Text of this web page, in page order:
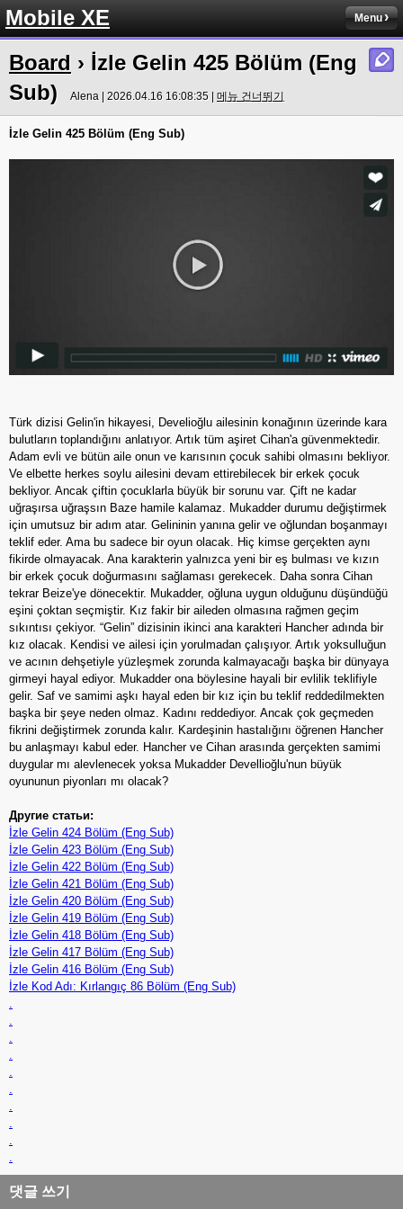
Mobile XE Menu
Board › İzle Gelin 425 Bölüm (Eng
Sub)
Alena | 2026.04.16 16:08:35 | 메뉴 건너뛰기
İzle Gelin 425 Bölüm (Eng Sub)
Türk dizisi Gelin'in hikayesi, Develioğlu ailesinin konağının üzerinde kara
bulutların toplandığını anlatıyor. Artık tüm aşiret Cihan'a güvenmektedir.
Adam evli ve bütün aile onun ve karısının çocuk sahibi olmasını bekliyor.
Ve elbette herkes soylu ailesini devam ettirebilecek bir erkek çocuk
bekliyor. Ancak çiftin çocuklarla büyük bir sorunu var. Çift ne kadar
uğraşırsa uğraşsın Baze hamile kalamaz. Mukadder durumu değiştirmek
için umutsuz bir adım atar. Gelininin yanına gelir ve oğlundan boşanmayı
teklif eder. Ama bu sadece bir oyun olacak. Hiç kimse gerçekten aynı
fikirde olmayacak. Ana karakterin yalnızca yeni bir eş bulması ve kızın
bir erkek çocuk doğurmasını sağlaması gerekecek. Daha sonra Cihan
tekrar Beize'ye dönecektir. Mukadder, oğluna uygun olduğunu düşündüğü
eşini çoktan seçmiştir. Kız fakir bir aileden olmasına rağmen geçim
sıkıntısı çekiyor. “Gelin” dizisinin ikinci ana karakteri Hancher adında bir
kız olacak. Kendisi ve ailesi için yorulmadan çalışıyor. Artık yoksulluğun
ve acının dehşetiyle yüzleşmek zorunda kalmayacağı başka bir dünyaya
girmeyi hayal ediyor. Mukadder ona böylesine hayali bir evlilik teklifiyle
gelir. Saf ve samimi aşkı hayal eden bir kız için bu teklif reddedilmekten
başka bir şeye neden olmaz. Kadını reddediyor. Ancak çok geçmeden
fikrini değiştirmek zorunda kalır. Kardeşinin hastalığını öğrenen Hancher
bu anlaşmayı kabul eder. Hancher ve Cihan arasında gerçekten samimi
duygular mı alevlenecek yoksa Mukadder Devellioğlu'nun büyük
oyununun piyonları mı olacak?
Другие статьи:
İzle Gelin 424 Bölüm (Eng Sub)
İzle Gelin 423 Bölüm (Eng Sub)
İzle Gelin 422 Bölüm (Eng Sub)
İzle Gelin 421 Bölüm (Eng Sub)
İzle Gelin 420 Bölüm (Eng Sub)
İzle Gelin 419 Bölüm (Eng Sub)
İzle Gelin 418 Bölüm (Eng Sub)
İzle Gelin 417 Bölüm (Eng Sub)
İzle Gelin 416 Bölüm (Eng Sub)
İzle Kod Adı: Kırlangıç 86 Bölüm (Eng Sub)
.
.
.
.
.
.
.
.
.
.
댓글 쓰기